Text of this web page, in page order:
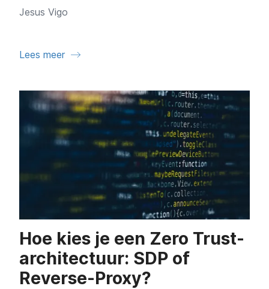
Lees meer
Jesus Vigo
Hoe kies je een Zero Trust-
architectuur: SDP of
Reverse-Proxy?